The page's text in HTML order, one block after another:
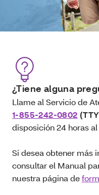
¿Tiene alguna
Llame al Servicio de
1-855-242-0802
disposición 24 horas
Si desea obtener más
consultar el Manual
nuestra página de